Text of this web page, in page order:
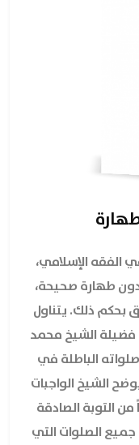
الإسلامي،
طهارة صحيحة،
بحكم ذلك. يتناول
الشيخ محمد
الباطلة في
الشيخ الواجبات
من التوبة الصادقة
جميع الصلوات التي